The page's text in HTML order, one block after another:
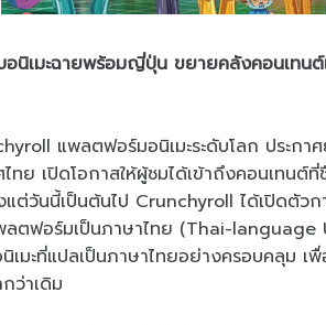
อนิเมะฉายพร้อมญี่ปุ่น ขยายคลังคอนเทน
แพลตฟอร์มอนิเมะระดับโลก ประกา
ไทย เปิดโอกาสให้ผู้ชมได้เข้าถึงคอนเทน
แต่วันนี้เป็นต้นไป Crunchyroll ได้เปิดตั
ลตฟอร์มเป็นภาษาไทย (Thai-language
เมะที่แปลเป็นภาษาไทยอย่างครอบคลุม เ
ว่าเดิม